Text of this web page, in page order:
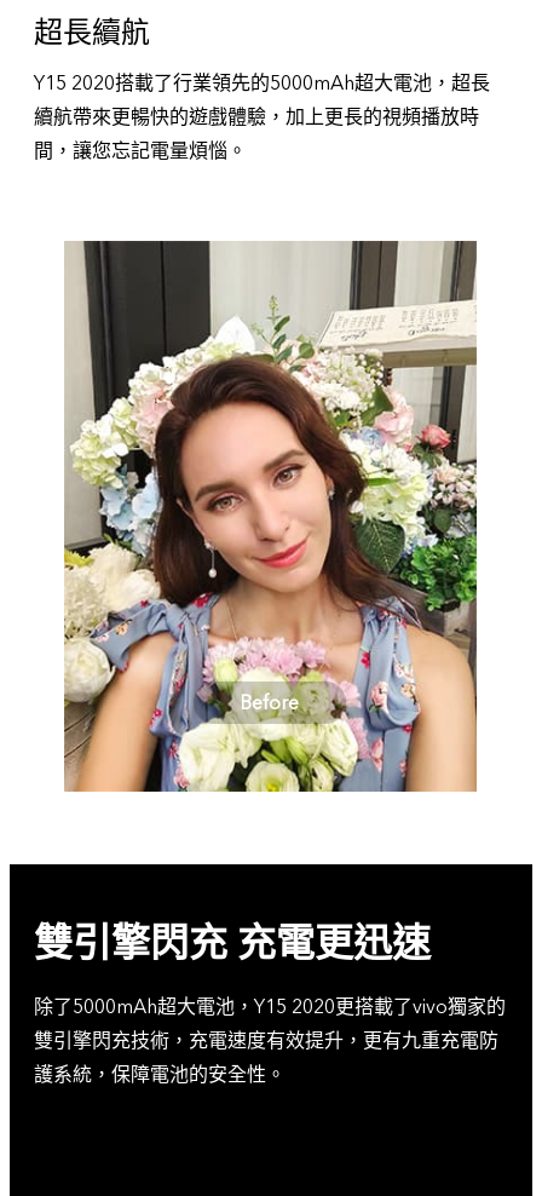
超長續航
Y15 2020搭載了行業領先的5000mAh超大電池，超長
續航帶來更暢快的遊戲體驗，加上更長的視頻播放時
間，讓您忘記電量煩惱。
Before
雙引擎閃充 充電更迅速
除了5000mAh超大電池，Y15 2020更搭載了vivo獨家的
雙引擎閃充技術，充電速度有效提升，更有九重充電防
護系統，保障電池的安全性。